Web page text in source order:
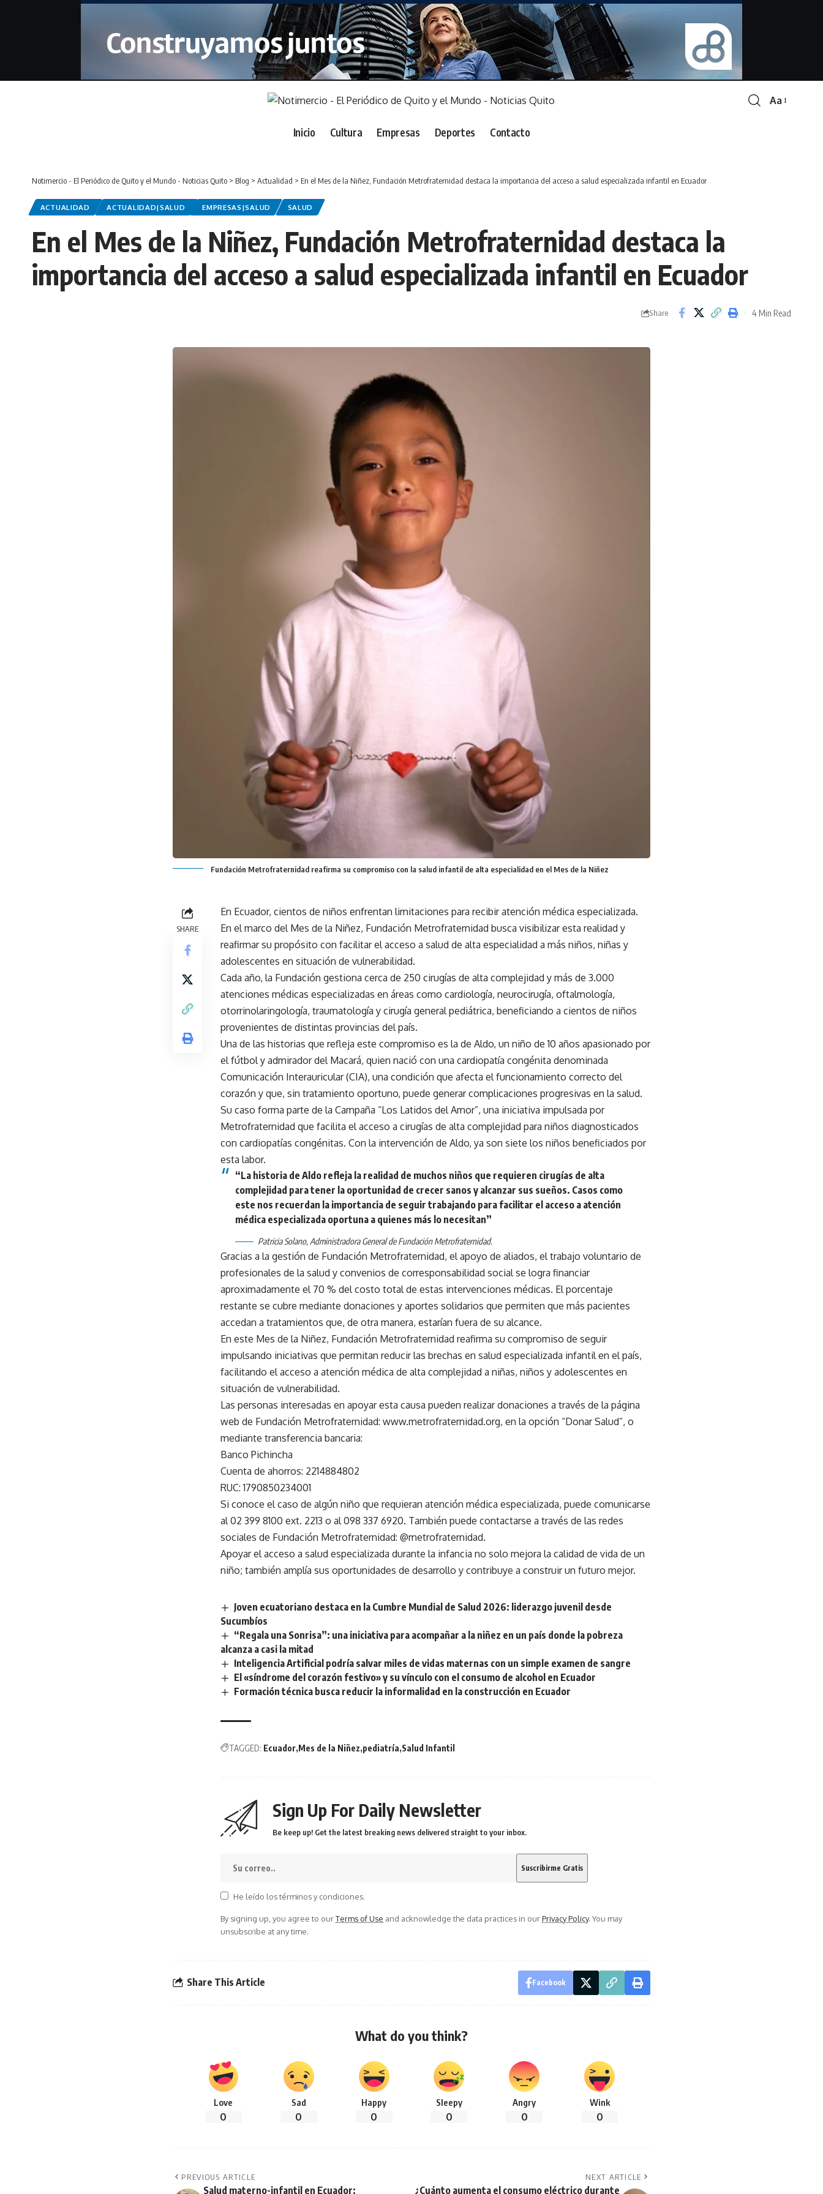
Font
Aa
Inicio Cultura Empresas Deportes Contacto
Notimercio - El Periódico de Quito y el Mundo - Noticias Quito > Blog > Actualidad > En el Mes de la Niñez, Fundación Metrofraternidad destaca la importancia del acceso a salud especializada infantil en Ecuador
ACTUALIDAD ACTUALIDAD|SALUD EMPRESAS|SALUD SALUD
En el Mes de la Niñez, Fundación Metrofraternidad destaca la
importancia del acceso a salud especializada infantil en Ecuador
Share 4 Min Read
Fundación Metrofraternidad reafirma su compromiso con la salud infantil de alta especialidad en el Mes de la Niñez
SHARE
En Ecuador, cientos de niños enfrentan limitaciones para recibir atención médica especializada.
En el marco del Mes de la Niñez, Fundación Metrofraternidad busca visibilizar esta realidad y
reafirmar su propósito con facilitar el acceso a salud de alta especialidad a más niños, niñas y
adolescentes en situación de vulnerabilidad.
Cada año, la Fundación gestiona cerca de 250 cirugías de alta complejidad y más de 3.000
atenciones médicas especializadas en áreas como cardiología, neurocirugía, oftalmología,
otorrinolaringología, traumatología y cirugía general pediátrica, beneficiando a cientos de niños
provenientes de distintas provincias del país.
Una de las historias que refleja este compromiso es la de Aldo, un niño de 10 años apasionado por
el fútbol y admirador del Macará, quien nació con una cardiopatía congénita denominada
Comunicación Interauricular (CIA), una condición que afecta el funcionamiento correcto del
corazón y que, sin tratamiento oportuno, puede generar complicaciones progresivas en la salud.
Su caso forma parte de la Campaña “Los Latidos del Amor”, una iniciativa impulsada por
Metrofraternidad que facilita el acceso a cirugías de alta complejidad para niños diagnosticados
con cardiopatías congénitas. Con la intervención de Aldo, ya son siete los niños beneficiados por
esta labor.
“La historia de Aldo refleja la realidad de muchos niños que requieren cirugías de alta
complejidad para tener la oportunidad de crecer sanos y alcanzar sus sueños. Casos como
este nos recuerdan la importancia de seguir trabajando para facilitar el acceso a atención
médica especializada oportuna a quienes más lo necesitan”
Patricia Solano, Administradora General de Fundación Metrofraternidad.
Gracias a la gestión de Fundación Metrofraternidad, el apoyo de aliados, el trabajo voluntario de
profesionales de la salud y convenios de corresponsabilidad social se logra financiar
aproximadamente el 70 % del costo total de estas intervenciones médicas. El porcentaje
restante se cubre mediante donaciones y aportes solidarios que permiten que más pacientes
accedan a tratamientos que, de otra manera, estarían fuera de su alcance.
En este Mes de la Niñez, Fundación Metrofraternidad reafirma su compromiso de seguir
impulsando iniciativas que permitan reducir las brechas en salud especializada infantil en el país,
facilitando el acceso a atención médica de alta complejidad a niñas, niños y adolescentes en
situación de vulnerabilidad.
Las personas interesadas en apoyar esta causa pueden realizar donaciones a través de la página
web de Fundación Metrofraternidad: www.metrofraternidad.org, en la opción “Donar Salud”, o
mediante transferencia bancaria:
Banco Pichincha
Cuenta de ahorros: 2214884802
RUC: 1790850234001
Si conoce el caso de algún niño que requieran atención médica especializada, puede comunicarse
al 02 399 8100 ext. 2213 o al 098 337 6920. También puede contactarse a través de las redes
sociales de Fundación Metrofraternidad: @metrofraternidad.
Apoyar el acceso a salud especializada durante la infancia no solo mejora la calidad de vida de un
niño; también amplía sus oportunidades de desarrollo y contribuye a construir un futuro mejor.
Joven ecuatoriano destaca en la Cumbre Mundial de Salud 2026: liderazgo juvenil desde
Sucumbíos
“Regala una Sonrisa”: una iniciativa para acompañar a la niñez en un país donde la pobreza
alcanza a casi la mitad
Inteligencia Artificial podría salvar miles de vidas maternas con un simple examen de sangre
El «síndrome del corazón festivo» y su vínculo con el consumo de alcohol en Ecuador
Formación técnica busca reducir la informalidad en la construcción en Ecuador
TAGGED: Ecuador Mes de la Niñez pediatría Salud Infantil
Sign Up For Daily Newsletter
Be keep up! Get the latest breaking news delivered straight to your inbox.
He leído los términos y condiciones.
By signing up, you agree to ourTerms of Use and acknowledge the data practices in ourPrivacy Policy. You may
unsubscribe at any time.
Share This Article Facebook
What do you think?
Love
0
Sad
0
Happy
0
Sleepy
0
Angry
0
Wink
0
PREVIOUS ARTICLE
Salud materno-infantil en Ecuador:
NEXT ARTICLE
¿Cuánto aumenta el consumo eléctrico durante